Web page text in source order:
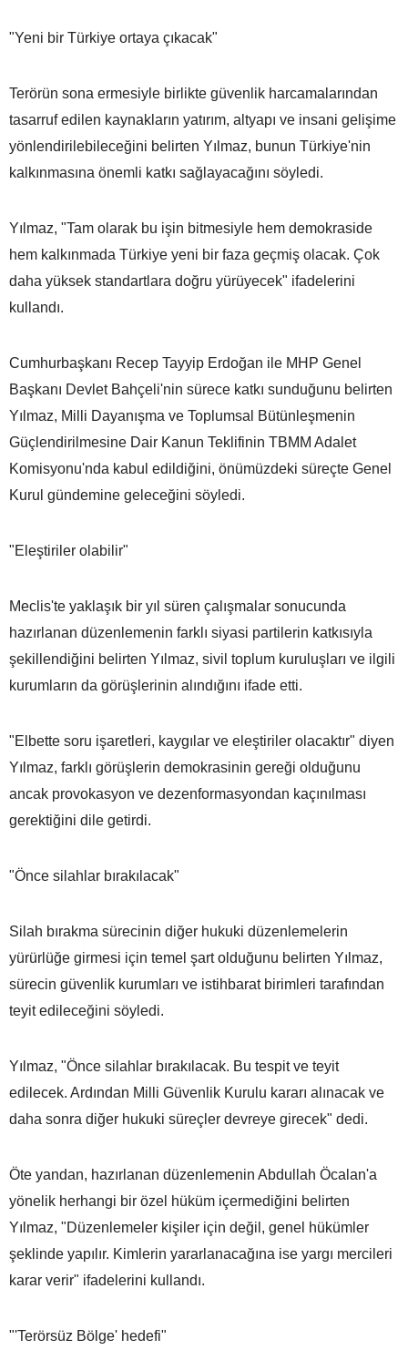
"Yeni bir Türkiye ortaya çıkacak"
Terörün sona ermesiyle birlikte güvenlik harcamalarından
tasarruf edilen kaynakların yatırım, altyapı ve insani gelişime
yönlendirilebileceğini belirten Yılmaz, bunun Türkiye'nin
kalkınmasına önemli katkı sağlayacağını söyledi.
Yılmaz, "Tam olarak bu işin bitmesiyle hem demokraside
hem kalkınmada Türkiye yeni bir faza geçmiş olacak. Çok
daha yüksek standartlara doğru yürüyecek" ifadelerini
kullandı.
Cumhurbaşkanı Recep Tayyip Erdoğan ile MHP Genel
Başkanı Devlet Bahçeli'nin sürece katkı sunduğunu belirten
Yılmaz, Milli Dayanışma ve Toplumsal Bütünleşmenin
Güçlendirilmesine Dair Kanun Teklifinin TBMM Adalet
Komisyonu'nda kabul edildiğini, önümüzdeki süreçte Genel
Kurul gündemine geleceğini söyledi.
"Eleştiriler olabilir"
Meclis'te yaklaşık bir yıl süren çalışmalar sonucunda
hazırlanan düzenlemenin farklı siyasi partilerin katkısıyla
şekillendiğini belirten Yılmaz, sivil toplum kuruluşları ve ilgili
kurumların da görüşlerinin alındığını ifade etti.
"Elbette soru işaretleri, kaygılar ve eleştiriler olacaktır" diyen
Yılmaz, farklı görüşlerin demokrasinin gereği olduğunu
ancak provokasyon ve dezenformasyondan kaçınılması
gerektiğini dile getirdi.
"Önce silahlar bırakılacak"
Silah bırakma sürecinin diğer hukuki düzenlemelerin
yürürlüğe girmesi için temel şart olduğunu belirten Yılmaz,
sürecin güvenlik kurumları ve istihbarat birimleri tarafından
teyit edileceğini söyledi.
Yılmaz, "Önce silahlar bırakılacak. Bu tespit ve teyit
edilecek. Ardından Milli Güvenlik Kurulu kararı alınacak ve
daha sonra diğer hukuki süreçler devreye girecek" dedi.
Öte yandan, hazırlanan düzenlemenin Abdullah Öcalan'a
yönelik herhangi bir özel hüküm içermediğini belirten
Yılmaz, "Düzenlemeler kişiler için değil, genel hükümler
şeklinde yapılır. Kimlerin yararlanacağına ise yargı mercileri
karar verir" ifadelerini kullandı.
"'Terörsüz Bölge' hedefi"